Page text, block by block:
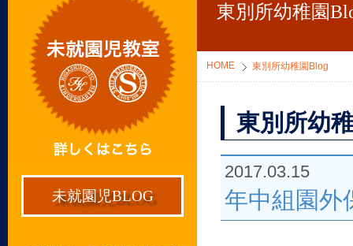
東別所幼稚園
HOME 東別所幼稚園Blog
東別所幼
2017.03.15
年中組園外
未就園児BLOG